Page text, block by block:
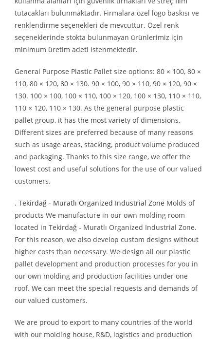
tutacakları bulunmaktadır. Firmalara özel logo baskısı ve
renklendirme seçenekleri de mevcuttur. Özel renk
seçeneklerinde stokta bulunmayan ürünlerimiz için
minimum üretim adeti istenmektedir.
General Purpose Plastic Pallet size options: 80 × 100, 80 ×
110, 80 × 120, 80 × 130. 90 × 100, 90 × 110, 90 × 120, 90 ×
130. 100 × 100, 100 × 110, 100 × 120, 100 × 130, 110 × 110,
110 × 120, 110 × 130. As the general purpose plastic
pallet group, it has the most variety of dimensions.
Different sizes are preferred because of many reasons
such as usage areas, stacking, product volume produced
and packaging. Thanks to this size range, we offer the
lowest cost and useful solutions for the use of our valued
customers.
. Tekirdağ - Muratlı Organized Industrial Zone Molds of
products We manufacture in our own molding room
located in Tekirdağ - Muratlı Organized Industrial Zone.
For this reason, we also develop custom designs without
higher costs than necessary. We design all our plastic
pallet development and production processes for you in
our own molding and production facilities under one
roof. We can meet the special requests and demands of
our valued customers.
We are proud to export to many countries of the world
with our molding house, R&D, logistics and production